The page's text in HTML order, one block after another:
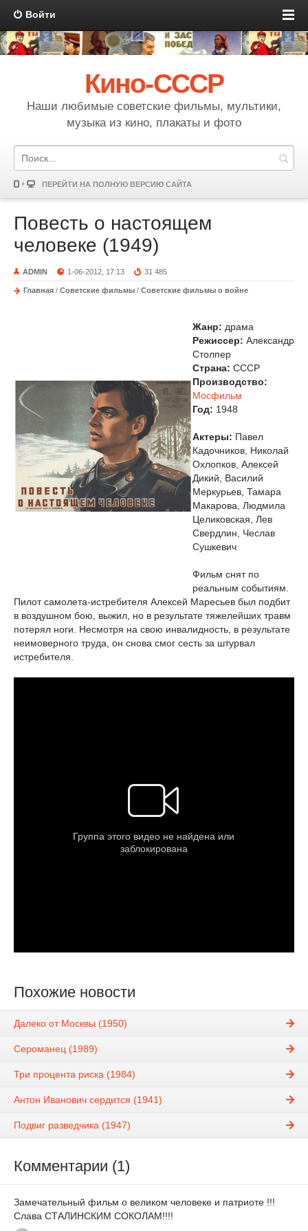
Войти
Кино-СССР
Наши любимые советские фильмы, мультики,
музыка из кино, плакаты и фото
ПЕРЕЙТИ НА ПОЛНУЮ ВЕРСИЮ САЙТА
Повесть о настоящем
человеке (1949)
ADMIN 1-06-2012, 17:13 31 485
Главная / Советские фильмы / Советские фильмы о войне
Жанр: драма
Режиссер: Александр
Столпер
Страна: СССР
Производство:
Мосфильм
Год: 1948
Актеры: Павел
Кадочников, Николай
Охлопков, Алексей
Дикий, Василий
Меркурьев, Тамара
Макарова, Людмила
Целиковская, Лев
Свердлин, Чеслав
Сушкевич
Фильм снят по
реальным событиям.
Пилот самолета-истребителя Алексей Маресьев был подбит
в воздушном бою, выжил, но в результате тяжелейших травм
потерял ноги. Несмотря на свою инвалидность, в результате
неимоверного труда, он снова смог сесть за штурвал
истребителя.
Похожие новости
Далеко от Москвы (1950)
Сероманец (1989)
Три процента риска (1984)
Антон Иванович сердится (1941)
Подвиг разведчика (1947)
Комментарии (1)
Замечательный фильм о великом человеке и патриоте !!!
Слава СТАЛИНСКИМ СОКОЛАМ!!!!